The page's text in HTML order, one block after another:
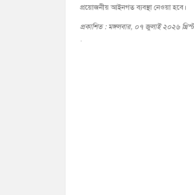
প্রয়োজনীয় আইনগত ব্যবস্থা নেওয়া হবে।
প্রকাশিত : মঙ্গলবার, ০৭ জুলাই ২০২৬
.